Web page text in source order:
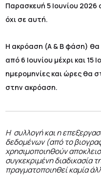
Παρασκευή 5 Ιουνίου 2026
όχι σε αυτή.
Η ακρόαση (Α & Β φάση) θα
από 6 Ιουνίου μέχρι και 15
ημερομηνίες και ώρες θα
στην ακρόαση.
Η συλλογή και η
δεδομένων (από το
χρησιμοποιηθούν
συγκεκριμένη διαδικασία
πραγματοποιηθεί καμία